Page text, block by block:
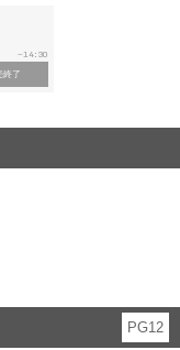
~14:30
終了
PG12